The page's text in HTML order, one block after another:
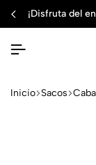
¡disfruta del
Inicio Sacos